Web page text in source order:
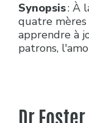
Synopsis: À
quatre
apprendre à
patrons,